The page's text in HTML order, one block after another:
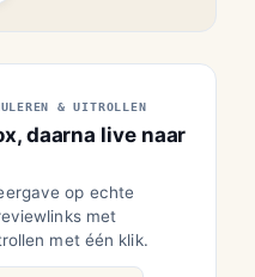
& UITROLLEN
daarna live naar
op echte
met
met één klik.